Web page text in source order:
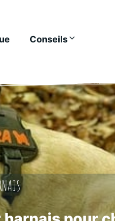
Conseils